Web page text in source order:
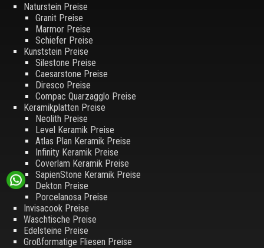
Naturstein Preise
Granit Preise
Marmor Preise
Schiefer Preise
Kunststein Preise
Silestone Preise
Caesarstone Preise
Diresco Preise
Compac Quarzagglo Preise
Keramikplatten Preise
Neolith Preise
Level Keramik Preise
Atlas Plan Keramik Preise
Infinity Keramik Preise
Coverlam Keramik Preise
SapienStone Keramik Preise
Dekton Preise
Porcelanosa Preise
Invisacook Preise
Waschtische Preise
Edelsteine Preise
Großformatige Fliesen Preise